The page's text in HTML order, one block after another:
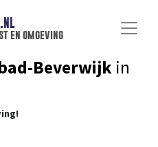
en omgeving
Beverwijk in